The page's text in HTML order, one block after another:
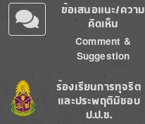
ข้อเสนอแนะ/ความ
คิดเห็น
Comment &
Suggestion
Image
ร้องเรียนการทุจริต
และประพฤติมิชอบ
ป.ป.ช.